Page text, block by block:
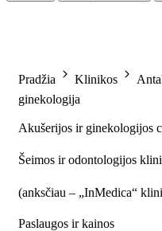
Pradžia Klinikos
ginekologija
Akušerijos ir ginekologijos
Šeimos ir odontologijos
(anksčiau – „InMedica“
Paslaugos ir kainos